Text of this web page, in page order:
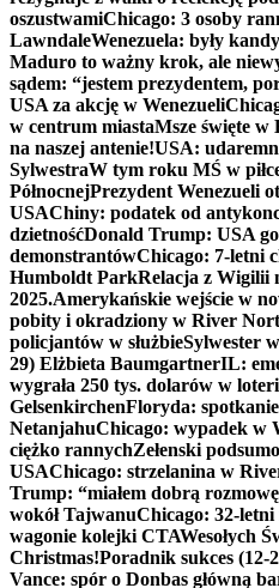
oszustwamiChicago: 3 osoby
LawndaleWenezuela: były
Maduro to ważny krok, ale
sądem: “jestem prezydentem,
USA za akcję w Wenezueli
w centrum miastaMsze święte w
na naszej antenie!USA:
SylwestraW tym roku MŚ w
PółnocnejPrezydent Wenezueli
USAChiny: podatek od
dzietnośćDonald Trump: USA
demonstrantówChicago: 7-letni
Humboldt ParkRelacja z Wigilii
2025.Amerykańskie wejście w
pobity i okradziony w River
policjantów w służbieSylwester
29) Elżbieta BaumgartnerIL:
wygrała 250 tys. dolarów w
GelsenkirchenFloryda:
NetanjahuChicago: wypadek w
ciężko rannychZełenski
USAChicago: strzelanina w
Trump: “miałem dobrą
wokół TajwanuChicago: 32-letni
wagonie kolejki CTAWesołych
Christmas!Poradnik sukces
Vance: spór o Donbas główną